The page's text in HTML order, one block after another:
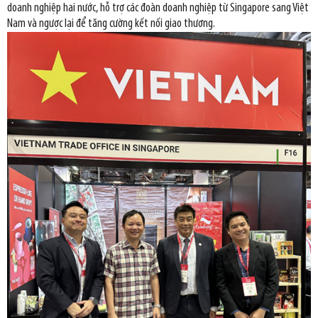
doanh nghiệp hai nước, hỗ trợ các đoàn doanh nghiệp từ Singapore sang Việt
Nam và ngược lại để tăng cường kết nối giao thương.